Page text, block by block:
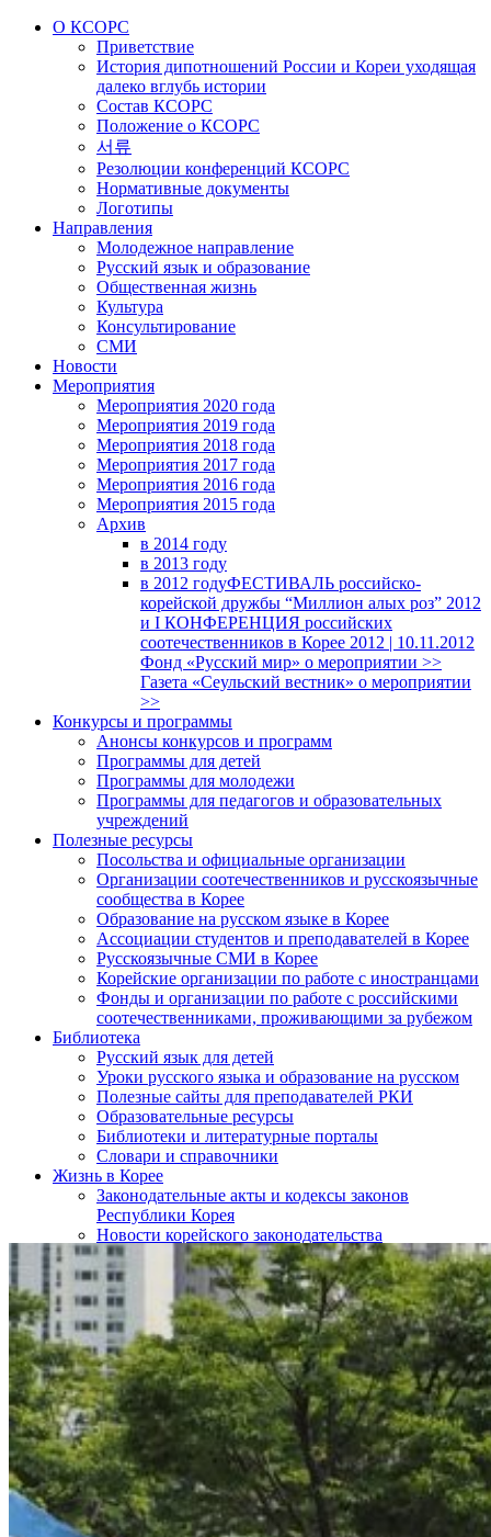
О КСОРС
Приветствие
История дипотношений России и Кореи уходящая
далеко вглубь истории
Состав КСОРС
Положение о КСОРС
서류
Резолюции конференций КСОРС
Нормативные документы
Логотипы
Направления
Молодежное направление
Русский язык и образование
Общественная жизнь
Культура
Консультирование
СМИ
Новости
Мероприятия
Мероприятия 2020 года
Мероприятия 2019 года
Мероприятия 2018 годa
Мероприятия 2017 года
Мероприятия 2016 года
Мероприятия 2015 года
Архив
в 2014 году
в 2013 году
в 2012 годуФЕСТИВАЛЬ российско-
корейской дружбы “Миллион алых роз” 2012
и I КОНФЕРЕНЦИЯ российских
соотечественников в Корее 2012 | 10.11.2012
Фонд «Русский мир» о мероприятии >>
Газета «Сеульский вестник» о мероприятии
>>
Конкурсы и программы
Анонсы конкурсов и программ
Программы для детей
Программы для молодежи
Программы для педагогов и образовательных
учреждений
Полезные ресурсы
Посольства и официальные организации
Организации соотечественников и русскоязычные
сообщества в Корее
Образование на русском языке в Корее
Ассоциации студентов и преподавателей в Корее
Русскоязычные СМИ в Корее
Корейские организации по работе с иностранцами
Фонды и организации по работе с российскими
соотечественниками, проживающими за рубежом
Библиотека
Русский язык для детей
Уроки русского языка и образование на русском
Полезные сайты для преподавателей РКИ
Образовательные ресурсы
Библиотеки и литературные порталы
Словари и справочники
Жизнь в Корее
Законодательные акты и кодексы законов
Республики Корея
Новости корейского законодательства
Интересные статьи о Корее
SOS!
Контакты
НАШИ ПАРТНЁРЫ